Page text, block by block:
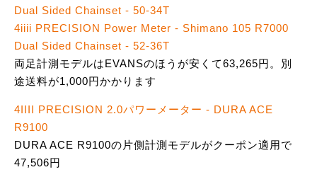
Dual Sided Chainset - 50-34T
4iiii PRECISION Power Meter - Shimano 105 R7000
Dual Sided Chainset - 52-36T
両足計測モデルはEVANSのほうが安くて63,265円。別
途送料が1,000円かかります
4IIII PRECISION 2.0パワーメーター - DURA ACE
R9100
DURA ACE R9100の片側計測モデルがクーポン適用で
47,506円